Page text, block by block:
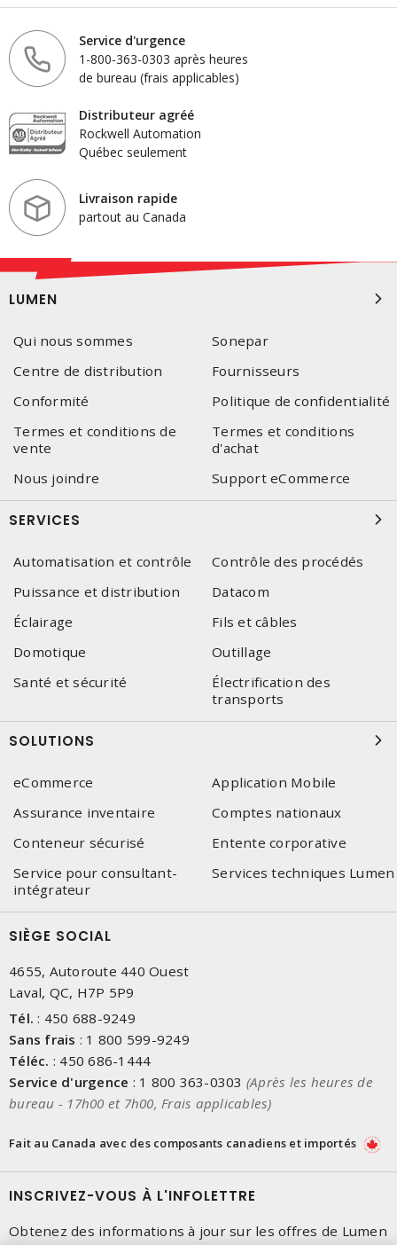
Service d'urgence
1-800-363-0303 après heures
de bureau (frais applicables)
Distributeur agréé
Rockwell Automation
Québec seulement
Livraison rapide
partout au Canada
LUMEN
Qui nous sommes
Sonepar
Centre de distribution
Fournisseurs
Conformité
Politique de confidentialité
Termes et conditions de
vente
Termes et conditions
d'achat
Nous joindre
Support eCommerce
SERVICES
Automatisation et contrôle
Contrôle des procédés
Puissance et distribution
Datacom
Éclairage
Fils et câbles
Domotique
Outillage
Santé et sécurité
Électrification des
transports
SOLUTIONS
eCommerce
Application Mobile
Assurance inventaire
Comptes nationaux
Conteneur sécurisé
Entente corporative
Service pour consultant-
intégrateur
Services techniques Lumen
SIÈGE SOCIAL
4655, Autoroute 440 Ouest
Laval, QC, H7P 5P9
Tél. : 450 688-9249
Sans frais : 1 800 599-9249
Téléc. : 450 686-1444
Service d'urgence : 1 800 363-0303 (Après les heures de
bureau - 17h00 et 7h00, Frais applicables)
Fait au Canada avec des composants canadiens et importés
INSCRIVEZ-VOUS À L'INFOLETTRE
Obtenez des informations à jour sur les offres de Lumen